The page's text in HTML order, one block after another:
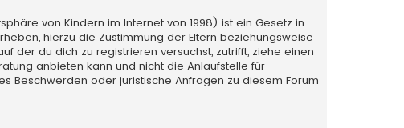
von Kindern im Internet von 1998) ist ein Gesetz in
hierzu die Zustimmung der Eltern beziehungsweise
der du dich zu registrieren versuchst, zutrifft, ziehe einen
anbieten kann und nicht die Anlaufstelle für
Beschwerden oder juristische Anfragen zu diesem Forum